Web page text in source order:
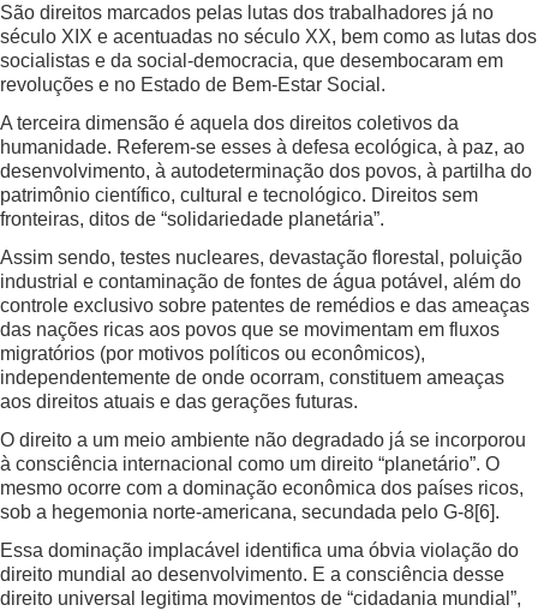
São direitos marcados pelas lutas dos trabalhadores já no
século XIX e acentuadas no século XX, bem como as lutas dos
socialistas e da social-democracia, que desembocaram em
revoluções e no Estado de Bem-Estar Social.
A terceira dimensão é aquela dos direitos coletivos da
humanidade. Referem-se esses à defesa ecológica, à paz, ao
desenvolvimento, à autodeterminação dos povos, à partilha do
patrimônio científico, cultural e tecnológico. Direitos sem
fronteiras, ditos de “solidariedade planetária”.
Assim sendo, testes nucleares, devastação florestal, poluição
industrial e contaminação de fontes de água potável, além do
controle exclusivo sobre patentes de remédios e das ameaças
das nações ricas aos povos que se movimentam em fluxos
migratórios (por motivos políticos ou econômicos),
independentemente de onde ocorram, constituem ameaças
aos direitos atuais e das gerações futuras.
O direito a um meio ambiente não degradado já se incorporou
à consciência internacional como um direito “planetário”. O
mesmo ocorre com a dominação econômica dos países ricos,
sob a hegemonia norte-americana, secundada pelo G-8[6].
Essa dominação implacável identifica uma óbvia violação do
direito mundial ao desenvolvimento. E a consciência desse
direito universal legitima movimentos de “cidadania mundial”,